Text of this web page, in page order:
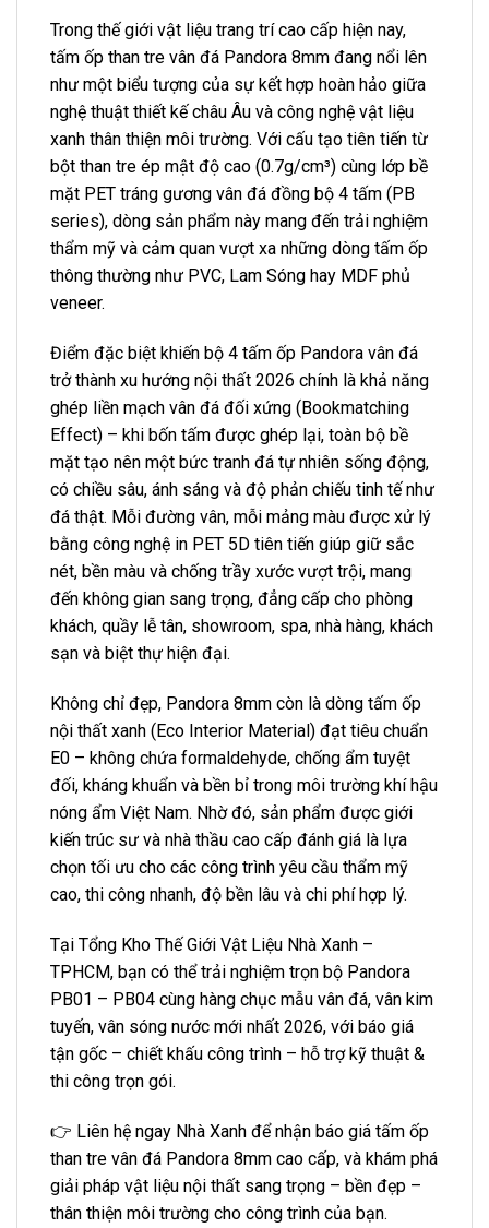
Trong thế giới vật liệu trang trí cao cấp hiện nay,
tấm ốp than tre vân đá Pandora 8mm đang nổi lên
như một biểu tượng của sự kết hợp hoàn hảo giữa
nghệ thuật thiết kế châu Âu và công nghệ vật liệu
xanh thân thiện môi trường. Với cấu tạo tiên tiến từ
bột than tre ép mật độ cao (0.7g/cm³) cùng lớp bề
mặt PET tráng gương vân đá đồng bộ 4 tấm (PB
series), dòng sản phẩm này mang đến trải nghiệm
thẩm mỹ và cảm quan vượt xa những dòng tấm ốp
thông thường như PVC, Lam Sóng hay MDF phủ
veneer.
Điểm đặc biệt khiến bộ 4 tấm ốp Pandora vân đá
trở thành xu hướng nội thất 2026 chính là khả năng
ghép liền mạch vân đá đối xứng (Bookmatching
Effect) – khi bốn tấm được ghép lại, toàn bộ bề
mặt tạo nên một bức tranh đá tự nhiên sống động,
có chiều sâu, ánh sáng và độ phản chiếu tinh tế như
đá thật. Mỗi đường vân, mỗi mảng màu được xử lý
bằng công nghệ in PET 5D tiên tiến giúp giữ sắc
nét, bền màu và chống trầy xước vượt trội, mang
đến không gian sang trọng, đẳng cấp cho phòng
khách, quầy lễ tân, showroom, spa, nhà hàng, khách
sạn và biệt thự hiện đại.
Không chỉ đẹp, Pandora 8mm còn là dòng tấm ốp
nội thất xanh (Eco Interior Material) đạt tiêu chuẩn
E0 – không chứa formaldehyde, chống ẩm tuyệt
đối, kháng khuẩn và bền bỉ trong môi trường khí hậu
nóng ẩm Việt Nam. Nhờ đó, sản phẩm được giới
kiến trúc sư và nhà thầu cao cấp đánh giá là lựa
chọn tối ưu cho các công trình yêu cầu thẩm mỹ
cao, thi công nhanh, độ bền lâu và chi phí hợp lý.
Tại Tổng Kho Thế Giới Vật Liệu Nhà Xanh –
TPHCM, bạn có thể trải nghiệm trọn bộ Pandora
PB01 – PB04 cùng hàng chục mẫu vân đá, vân kim
tuyến, vân sóng nước mới nhất 2026, với báo giá
tận gốc – chiết khấu công trình – hỗ trợ kỹ thuật &
thi công trọn gói.
👉 Liên hệ ngay Nhà Xanh để nhận báo giá tấm ốp
than tre vân đá Pandora 8mm cao cấp, và khám phá
giải pháp vật liệu nội thất sang trọng – bền đẹp –
thân thiện môi trường cho công trình của bạn.